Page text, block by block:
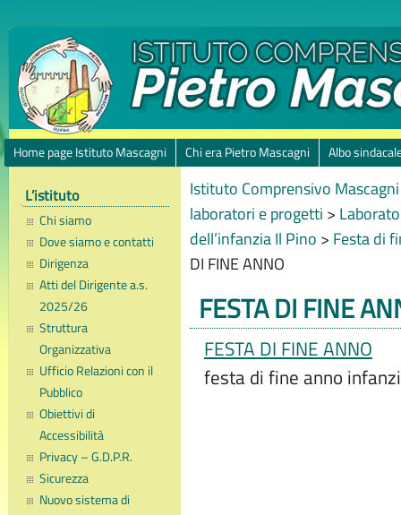
Home page Istituto Mascagni Chi era Pietro Mascagni Albo
L’istituto
Chi siamo
Dove siamo e contatti
Dirigenza
Atti del Dirigente a.s.
2025/26
Struttura
Organizzativa
Ufficio Relazioni con il
Pubblico
Obiettivi di
Accessibilità
Privacy – G.D.P.R.
Sicurezza
Nuovo sistema di
Istituto Comprensivo
laboratori e progetti >
dell’infanzia Il Pino > Festa di
DI FINE ANNO
FESTA DI FINE
FESTA DI FINE ANNO
festa di fine anno